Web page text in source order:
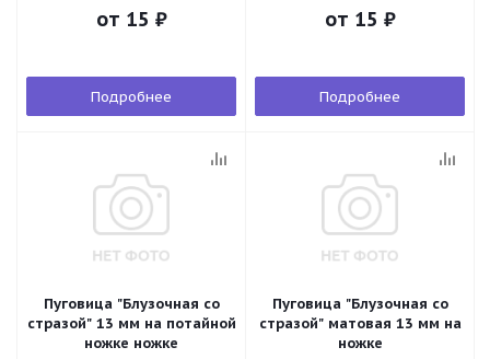
от 15 ₽
Подробнее
от 15 ₽
Подробнее
Пуговица "Блузочная со
стразой" 13 мм на потайной
ножке ножке
Пуговица "Блузочная со
стразой" матовая 13 мм на
ножке